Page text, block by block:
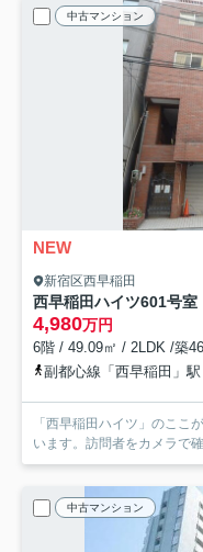
中古マンション
NEW
新宿区西早稲田
西早稲田ハイツ601号室
4,980万円
6階 / 49.09㎡ / 2LDK /築
副都心線「西早稲田」
「西早稲田ハイツ」のここ
います。訪問者をカメラで
中古マンション